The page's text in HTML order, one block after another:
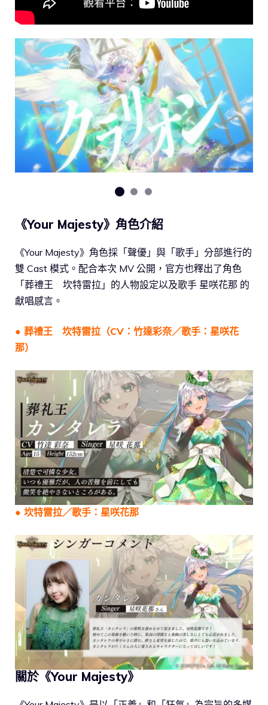
《Your Majesty》角色介紹
《Your Majesty》角色採「聲優」與「歌手」分部進行的
雙 Cast 模式。配合本次 MV 公開，官方也釋出了角色
「葬禮王 坎特雷拉」的人物設定以及歌手 星咲花那 的
獻唱感言。
● 葬禮王 坎特雷拉 （CV：竹達彩奈／歌手：星咲花
那）
● 坎特雷拉／歌手： 星咲花那
關於《Your Majesty》